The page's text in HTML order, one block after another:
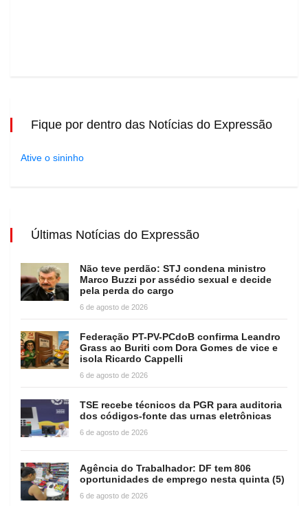
Fique por dentro das Notícias do Expressão
Ative o sininho
Últimas Notícias do Expressão
Não teve perdão: STJ condena ministro
Marco Buzzi por assédio sexual e decide
pela perda do cargo
6 de agosto de 2026
Federação PT-PV-PCdoB confirma Leandro
Grass ao Buriti com Dora Gomes de vice e
isola Ricardo Cappelli
6 de agosto de 2026
TSE recebe técnicos da PGR para auditoria
dos códigos-fonte das urnas eletrônicas
6 de agosto de 2026
Agência do Trabalhador: DF tem 806
oportunidades de emprego nesta quinta (5)
6 de agosto de 2026